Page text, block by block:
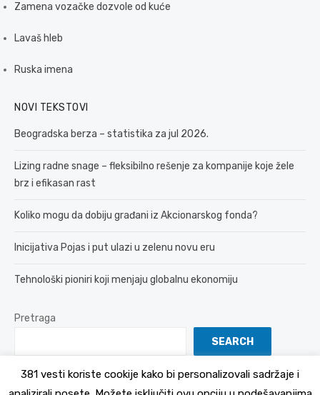
Zamena vozačke dozvole od kuće
Lavaš hleb
Ruska imena
NOVI TEKSTOVI
Beogradska berza – statistika za jul 2026.
Lizing radne snage – fleksibilno rešenje za kompanije koje žele
brz i efikasan rast
Koliko mogu da dobiju građani iz Akcionarskog fonda?
Inicijativa Pojas i put ulazi u zelenu novu eru
Tehnološki pioniri koji menjaju globalnu ekonomiju
Pretraga
SEARCH
381 vesti koriste cookije kako bi personalizovali sadržaje i